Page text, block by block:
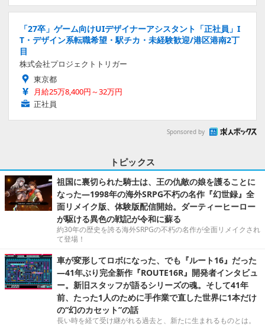
「27卒」ゲーム向けUIデザイナーアシスタント「正社員」I
T・デザイン系転職希望・駅チカ・未経験歓迎/港区港南2丁
目
株式会社プロジェクトトリガー
東京都
月給25万8,400円～32万円
正社員
Sponsored by
トピックス
祖国に裏切られた騎士は、王の仇敵の娘を護ることに
なった―1998年の海外SRPG不朽の名作『幻世録』全
面リメイク版、体験版配信開始。ダーティーヒーロー
が駆ける異色の戦記が令和に蘇る
約30年の歴史を誇る海外SRPGの不朽の名作が全面リメイクされ
て登場！
車が変形してロボになった、でも『ルート16』だった
―41年ぶり完全新作『ROUTE16R』開発者インタビュ
ー。新旧スタッフが語るシリーズの魂。そして41年
前、たった1人のために手作業で直した世界に1本だけ
の“幻のカセット”の話
長い時を経て受け継がれる過去と、新たに生まれるものとは。